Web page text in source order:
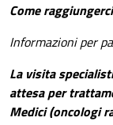
Come
Informazioni per
La visita
attesa per
Medici (oncologi